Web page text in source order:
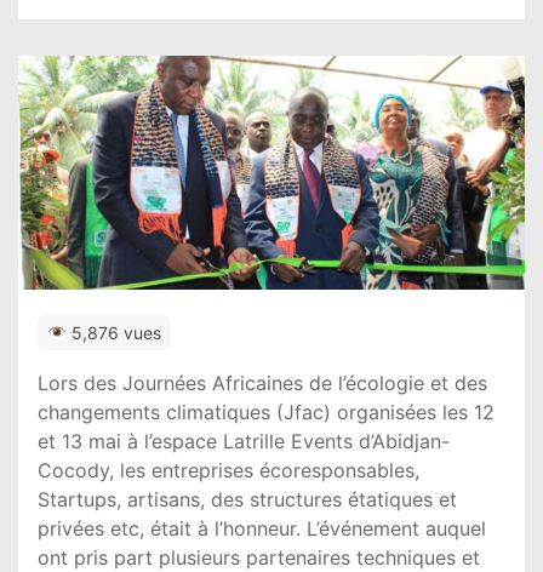
5,876 vues
Lors des Journées Africaines de l’écologie et des
changements climatiques (Jfac) organisées les 12
et 13 mai à l’espace Latrille Events d’Abidjan-
Cocody, les entreprises écoresponsables,
Startups, artisans, des structures étatiques et
privées etc, était à l’honneur. L’événement auquel
ont pris part plusieurs partenaires techniques et